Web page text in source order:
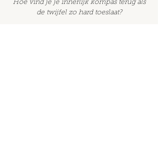
Hoe vind je je innerlijk kompas terug als
de twijfel zo hard toeslaat?